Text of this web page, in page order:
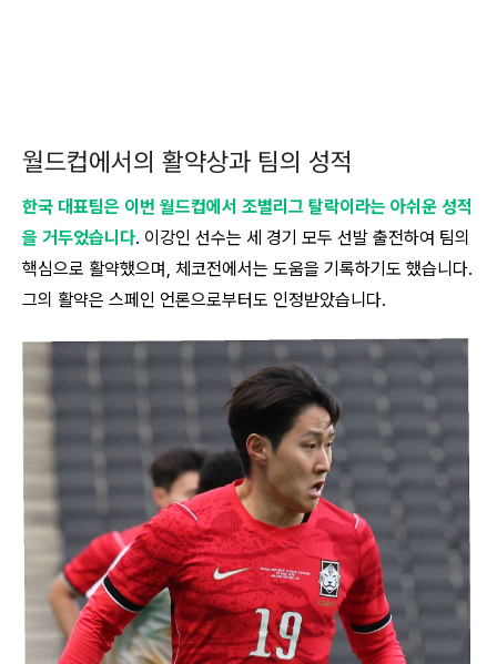
월드컵에서의 활약상과 팀의 성적
한국 대표팀은 이번 월드컵에서 조별리그 탈락이라는 아쉬운 성적
을 거두었습니다. 이강인 선수는 세 경기 모두 선발 출전하여 팀의
핵심으로 활약했으며, 체코전에서는 도움을 기록하기도 했습니다.
그의 활약은 스페인 언론으로부터도 인정받았습니다.